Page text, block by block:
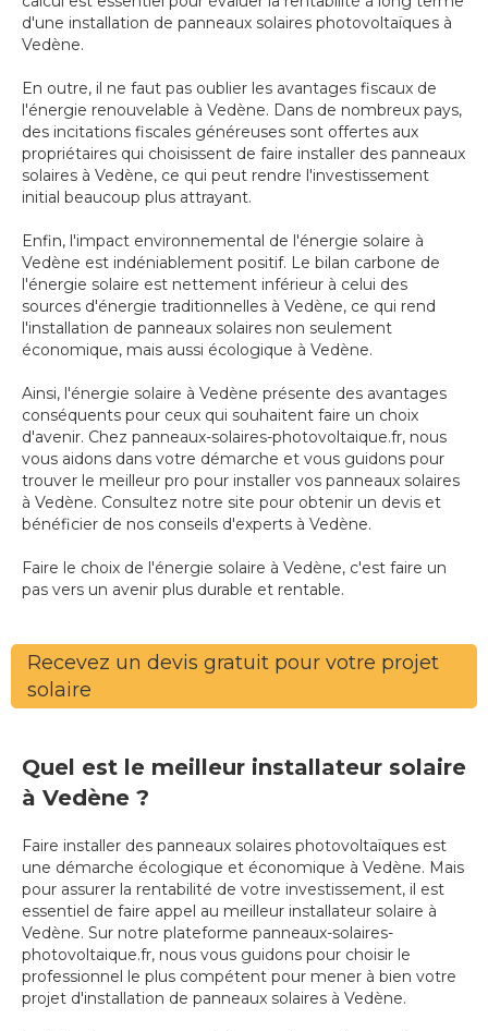
d'une installation de panneaux solaires photovoltaïques à
Vedène.
En outre, il ne faut pas oublier les avantages fiscaux de
l'énergie renouvelable à Vedène. Dans de nombreux pays,
des incitations fiscales généreuses sont offertes aux
propriétaires qui choisissent de faire installer des panneaux
solaires à Vedène, ce qui peut rendre l'investissement
initial beaucoup plus attrayant.
Enfin, l'impact environnemental de l'énergie solaire à
Vedène est indéniablement positif. Le bilan carbone de
l'énergie solaire est nettement inférieur à celui des
sources d'énergie traditionnelles à Vedène, ce qui rend
l'installation de panneaux solaires non seulement
économique, mais aussi écologique à Vedène.
Ainsi, l'énergie solaire à Vedène présente des avantages
conséquents pour ceux qui souhaitent faire un choix
d'avenir. Chez panneaux-solaires-photovoltaique.fr, nous
vous aidons dans votre démarche et vous guidons pour
trouver le meilleur pro pour installer vos panneaux solaires
à Vedène. Consultez notre site pour obtenir un devis et
bénéficier de nos conseils d'experts à Vedène.
Faire le choix de l'énergie solaire à Vedène, c'est faire un
pas vers un avenir plus durable et rentable.
Recevez un devis gratuit pour votre projet
solaire
Quel est le meilleur installateur solaire
à Vedène ?
Faire installer des panneaux solaires photovoltaïques est
une démarche écologique et économique à Vedène. Mais
pour assurer la rentabilité de votre investissement, il est
essentiel de faire appel au meilleur installateur solaire à
Vedène. Sur notre plateforme panneaux-solaires-
photovoltaique.fr, nous vous guidons pour choisir le
professionnel le plus compétent pour mener à bien votre
projet d'installation de panneaux solaires à Vedène.